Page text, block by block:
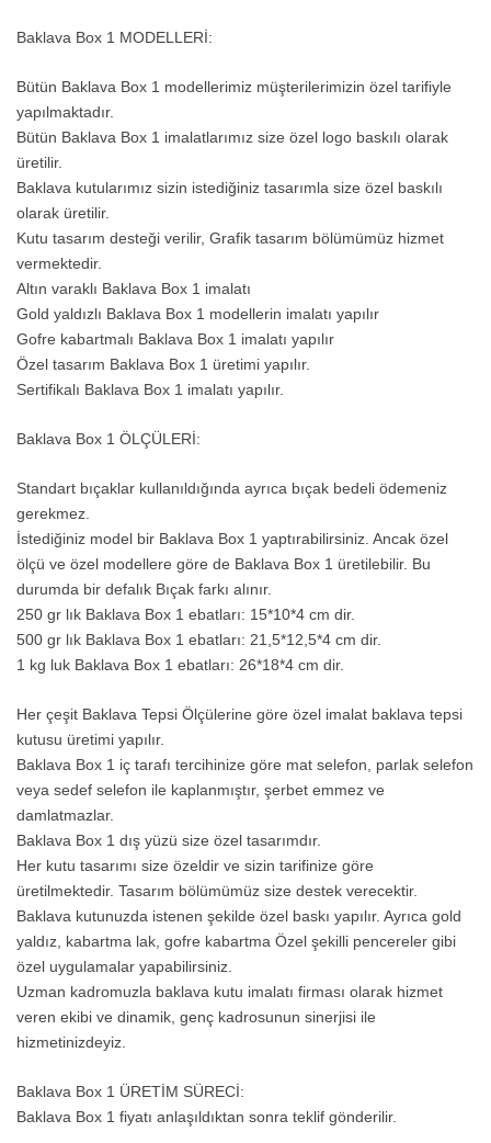
Baklava Box 1 MODELLERİ:
Bütün Baklava Box 1 modellerimiz müşterilerimizin özel tarifiyle
yapılmaktadır.
Bütün Baklava Box 1 imalatlarımız size özel logo baskılı olarak
üretilir.
Baklava kutularımız sizin istediğiniz tasarımla size özel baskılı
olarak üretilir.
Kutu tasarım desteği verilir, Grafik tasarım bölümümüz hizmet
vermektedir.
Altın varaklı Baklava Box 1 imalatı
Gold yaldızlı Baklava Box 1 modellerin imalatı yapılır
Gofre kabartmalı Baklava Box 1 imalatı yapılır
Özel tasarım Baklava Box 1 üretimi yapılır.
Sertifikalı Baklava Box 1 imalatı yapılır.
Baklava Box 1 ÖLÇÜLERİ:
Standart bıçaklar kullanıldığında ayrıca bıçak bedeli ödemeniz
gerekmez.
İstediğiniz model bir Baklava Box 1 yaptırabilirsiniz. Ancak özel
ölçü ve özel modellere göre de Baklava Box 1 üretilebilir. Bu
durumda bir defalık Bıçak farkı alınır.
250 gr lık Baklava Box 1 ebatları: 15*10*4 cm dir.
500 gr lık Baklava Box 1 ebatları: 21,5*12,5*4 cm dir.
1 kg luk Baklava Box 1 ebatları: 26*18*4 cm dir.
Her çeşit Baklava Tepsi Ölçülerine göre özel imalat baklava tepsi
kutusu üretimi yapılır.
Baklava Box 1 iç tarafı tercihinize göre mat selefon, parlak selefon
veya sedef selefon ile kaplanmıştır, şerbet emmez ve
damlatmazlar.
Baklava Box 1 dış yüzü size özel tasarımdır.
Her kutu tasarımı size özeldir ve sizin tarifinize göre
üretilmektedir. Tasarım bölümümüz size destek verecektir.
Baklava kutunuzda istenen şekilde özel baskı yapılır. Ayrıca gold
yaldız, kabartma lak, gofre kabartma Özel şekilli pencereler gibi
özel uygulamalar yapabilirsiniz.
Uzman kadromuzla baklava kutu imalatı firması olarak hizmet
veren ekibi ve dinamik, genç kadrosunun sinerjisi ile
hizmetinizdeyiz.
Baklava Box 1 ÜRETİM SÜRECİ:
Baklava Box 1 fiyatı anlaşıldıktan sonra teklif gönderilir.